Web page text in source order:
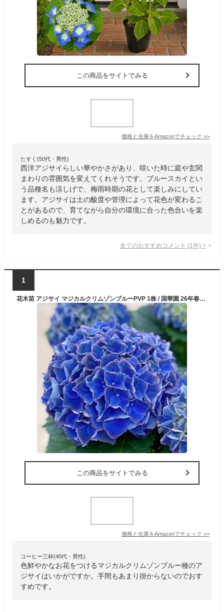
この商品をサイトでみる
価格と在庫をAmazonでチェック >>
たすく(50代・男性)
西洋アジサイらしい華やかさがあり、咲いた時に庭や玄関
まわりの雰囲気を変えてくれそうです。ブルースカイとい
う品種名も涼しげで、梅雨時期の花として楽しみにしてい
ます。アジサイは土の酸度や管理によって花色が変わるこ
とがあるので、育てながら自分の環境に合った色合いを楽
しめるのも魅力です。
全てのおすすめコメント (1 件) >
1
花木苗 アジサイ マジカルクリムゾンブルーPVP 1株 / 国華園 26年春商品
この商品をサイトでみる
価格と在庫をAmazonでチェック >>
コーヒー三杯(40代・男性)
色鮮やかなお花をつけるマジカルクリムゾンブルー種のア
ジサイはいかがですか。手間もあまり掛からないのでおす
すめです。